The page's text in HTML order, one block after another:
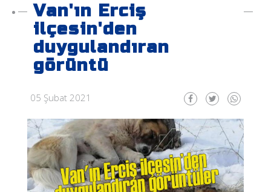
Van'ın Erciş
ilçesin'den
duygulandıran
görüntü
05 Şubat 2021